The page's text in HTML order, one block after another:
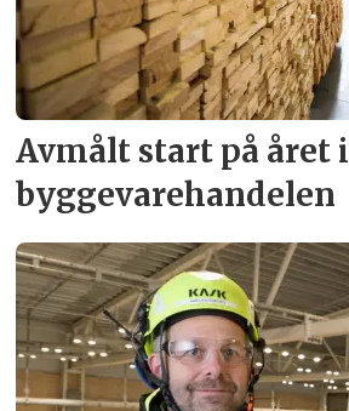
Avmålt start på året i
byggevare­handelen